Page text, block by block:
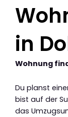
in
Wohnung
Du planst
bist auf der
das